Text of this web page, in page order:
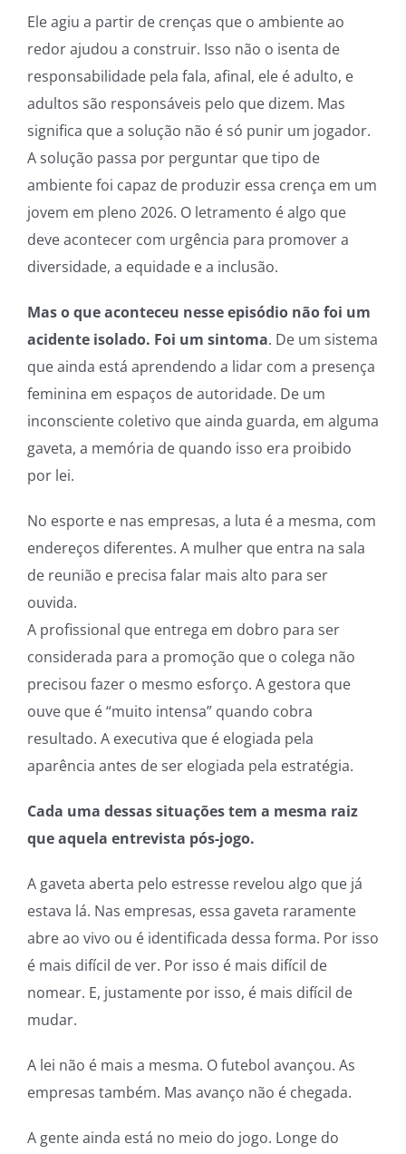
Ele agiu a partir de crenças que o ambiente ao
redor ajudou a construir. Isso não o isenta de
responsabilidade pela fala, afinal, ele é adulto, e
adultos são responsáveis pelo que dizem. Mas
significa que a solução não é só punir um jogador.
A solução passa por perguntar que tipo de
ambiente foi capaz de produzir essa crença em um
jovem em pleno 2026. O letramento é algo que
deve acontecer com urgência para promover a
diversidade, a equidade e a inclusão.
Mas o que aconteceu nesse episódio não foi um
acidente isolado. Foi um sintoma. De um sistema
que ainda está aprendendo a lidar com a presença
feminina em espaços de autoridade. De um
inconsciente coletivo que ainda guarda, em alguma
gaveta, a memória de quando isso era proibido
por lei.
No esporte e nas empresas, a luta é a mesma, com
endereços diferentes. A mulher que entra na sala
de reunião e precisa falar mais alto para ser
ouvida.
A profissional que entrega em dobro para ser
considerada para a promoção que o colega não
precisou fazer o mesmo esforço. A gestora que
ouve que é “muito intensa” quando cobra
resultado. A executiva que é elogiada pela
aparência antes de ser elogiada pela estratégia.
Cada uma dessas situações tem a mesma raiz
que aquela entrevista pós-jogo.
A gaveta aberta pelo estresse revelou algo que já
estava lá. Nas empresas, essa gaveta raramente
abre ao vivo ou é identificada dessa forma. Por isso
é mais difícil de ver. Por isso é mais difícil de
nomear. E, justamente por isso, é mais difícil de
mudar.
A lei não é mais a mesma. O futebol avançou. As
empresas também. Mas avanço não é chegada.
A gente ainda está no meio do jogo. Longe do